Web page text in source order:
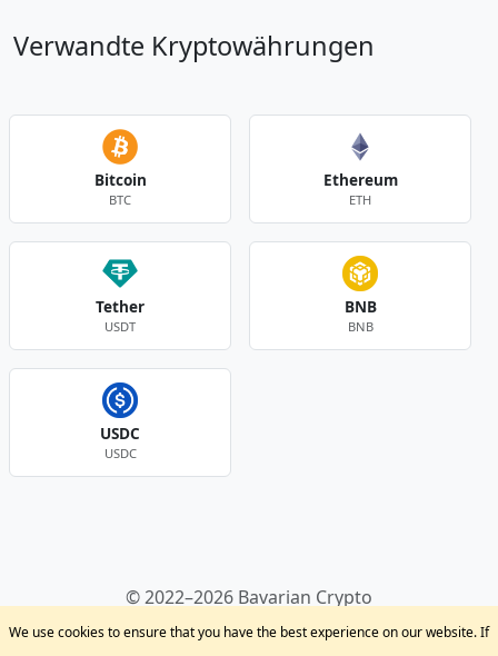
Verwandte Kryptowährungen
Bitcoin
BTC
Ethereum
ETH
Tether
USDT
BNB
BNB
USDC
USDC
© 2022–2026 Bavarian Crypto
Kryptowährungen
Privacy Policy
Disclaimer
We use cookies to ensure that you have the best experience on our website. If